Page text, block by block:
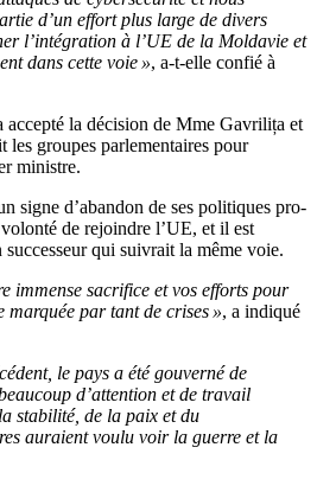
d’un effort plus large de divers
l’intégration à l’UE de la Moldavie et
dans cette voie », a-t-elle confié à
accepté la décision de Mme Gavrilița et
les groupes parlementaires pour
ministre.
signe d’abandon de ses politiques pro-
de rejoindre l’UE, et il est
qui suivrait la même voie.
immense sacrifice et vos efforts pour
marquée par tant de crises », a indiqué
le pays a été gouverné de
d’attention et de travail
stabilité, de la paix et du
auraient voulu voir la guerre et la